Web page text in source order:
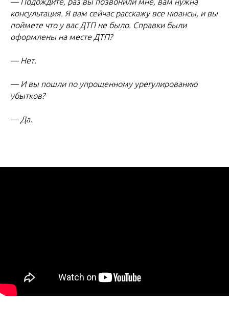
консультация. Я вам сейчас расскажу все нюансы, и вы
поймете что у вас ДТП не было. Справки были
оформлены на месте ДТП?
— Нет.
— И вы пошли по упрощенному урегулированию
убытков?
— Да.